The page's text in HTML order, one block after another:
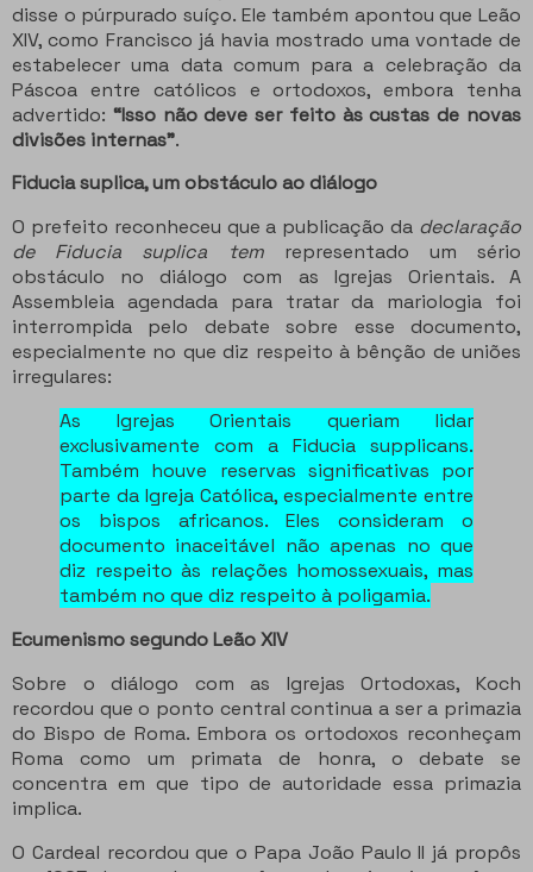
disse o púrpurado suíço. Ele também apontou que Leão
XIV, como Francisco já havia mostrado uma vontade de
estabelecer uma data comum para a celebração da
Páscoa entre católicos e ortodoxos, embora tenha
advertido: “Isso não deve ser feito às custas de novas
divisões internas”.
Fiducia suplica, um obstáculo ao diálogo
O prefeito reconheceu que a publicação da declaração
de Fiducia suplica temrepresentado um sério
obstáculo no diálogo com as Igrejas Orientais. A
Assembleia agendada para tratar da mariologia foi
interrompida pelo debate sobre esse documento,
especialmente no que diz respeito à bênção de uniões
irregulares:
As Igrejas Orientais queriam lidar
exclusivamente com a Fiducia supplicans.
Também houve reservas significativas por
parte da Igreja Católica, especialmente entre
os bispos africanos. Eles consideram o
documento inaceitável não apenas no que
diz respeito às relações homossexuais, mas
também no que diz respeito à poligamia.
Ecumenismo segundo Leão XIV
Sobre o diálogo com as Igrejas Ortodoxas, Koch
recordou que o ponto central continua a ser a primazia
do Bispo de Roma. Embora os ortodoxos reconheçam
Roma como um primata de honra, o debate se
concentra em que tipo de autoridade essa primazia
implica.
O Cardeal recordou que o Papa João Paulo II já propôs